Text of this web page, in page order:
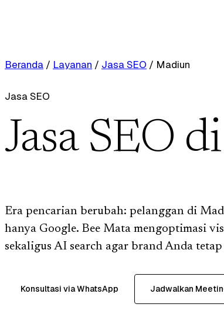
Beranda / Layanan / Jasa SEO / Madiun
Jasa SEO
Jasa SEO
Era pencarian berubah: pelanggan di
hanya Google. Bee Mata mengoptimasi
sekaligus AI search agar brand Anda
Konsultasi via WhatsApp Jadwalkan